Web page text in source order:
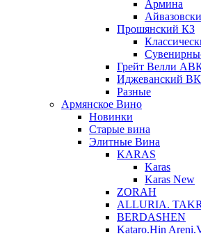
Армина
Прошянский КЗ
Грейт Велли
Иджеванский
Разные
Армянское Вино
Новинки
Старые вина
Элитные Вина
KARAS
Karas
Karas New
ZORAH
ALLURIA.
BERDASHEN
Kataro.Hin